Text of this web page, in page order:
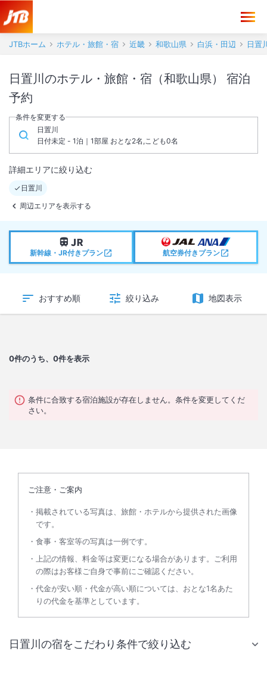
JTBホーム ホテル・旅館・宿 近畿 和歌山県 白浜・田辺 日置
日置川のホテル・旅館・宿（和歌山県） 宿泊
予約
条件を変更する
日置川
日付未定 - 1泊｜1部屋 おとな2名,こども0名
詳細エリアに絞り込む
日置川
周辺エリアを表示する
新幹線・JR付きプラン 航空券付きプラン
おすすめ順 絞り込み 地図表示
0件のうち、0件を表示
条件に合致する宿泊施設が存在しません。条件を変更してくだ
さい。
ご注意・ご案内
掲載されている写真は、旅館・ホテルから提供された画像
です。
食事・客室等の写真は一例です。
上記の情報、料金等は変更になる場合があります。ご利用
の際はお客様ご自身で事前にご確認ください。
代金が安い順・代金が高い順については、おとな1名あた
りの代金を基準としています。
日置川の宿をこだわり条件で絞り込む